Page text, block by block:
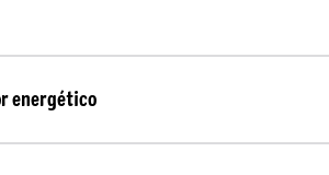
energético